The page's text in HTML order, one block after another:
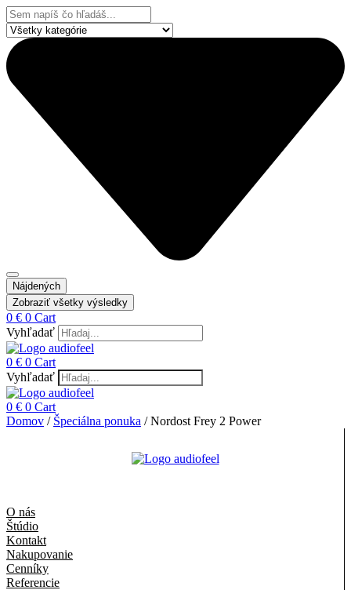
Preskočiť
na
obsah
Search
...
Nájdených
Zobraziť všetky výsledky
0 € 0 Cart
Vyhľadať
0 € 0 Cart
Vyhľadať
0 € 0 Cart
Domov / Špeciálna ponuka / Nordost Frey 2 Power
O nás
Štúdio
Kontakt
Nakupovanie
Cenníky
Referencie